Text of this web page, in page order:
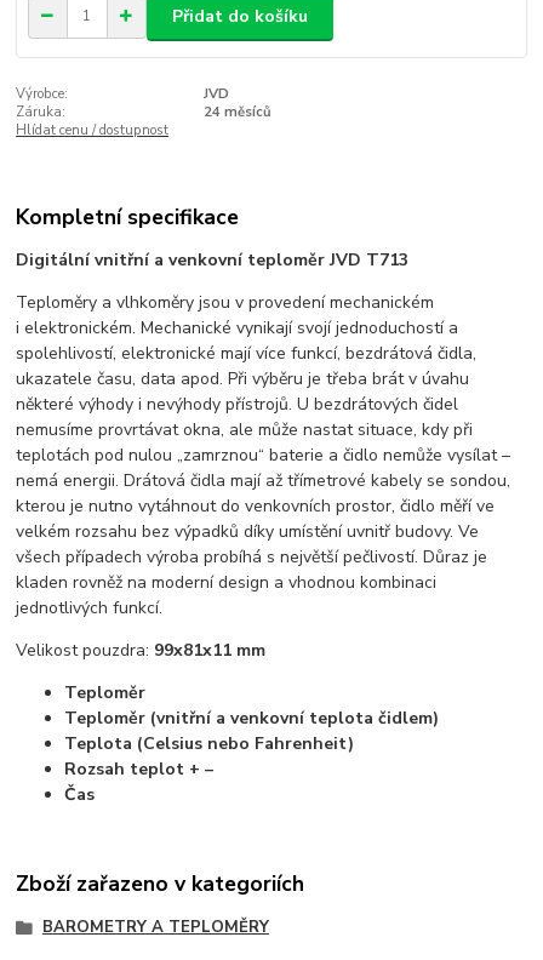
Přidat do košíku
Výrobce:
JVD
Záruka:
24 měsíců
Hlídat cenu / dostupnost
Kompletní specifikace
Digitální vnitřní a venkovní teploměr JVD T713
Teploměry a vlhkoměry jsou v provedení mechanickém
i elektronickém. Mechanické vynikají svojí jednoduchostí a
spolehlivostí, elektronické mají více funkcí, bezdrátová čidla,
ukazatele času, data apod. Při výběru je třeba brát v úvahu
některé výhody i nevýhody přístrojů. U bezdrátových čidel
nemusíme provrtávat okna, ale může nastat situace, kdy při
teplotách pod nulou „zamrznou“ baterie a čidlo nemůže vysílat –
nemá energii. Drátová čidla mají až třímetrové kabely se sondou,
kterou je nutno vytáhnout do venkovních prostor, čidlo měří ve
velkém rozsahu bez výpadků díky umístění uvnitř budovy. Ve
všech případech výroba probíhá s největší pečlivostí. Důraz je
kladen rovněž na moderní design a vhodnou kombinaci
jednotlivých funkcí.
Velikost pouzdra: 99x81x11 mm
Teploměr
Teploměr (vnitřní a venkovní teplota čidlem)
Teplota (Celsius nebo Fahrenheit)
Rozsah teplot + –
Čas
Zboží zařazeno v kategoriích
BAROMETRY A TEPLOMĚRY